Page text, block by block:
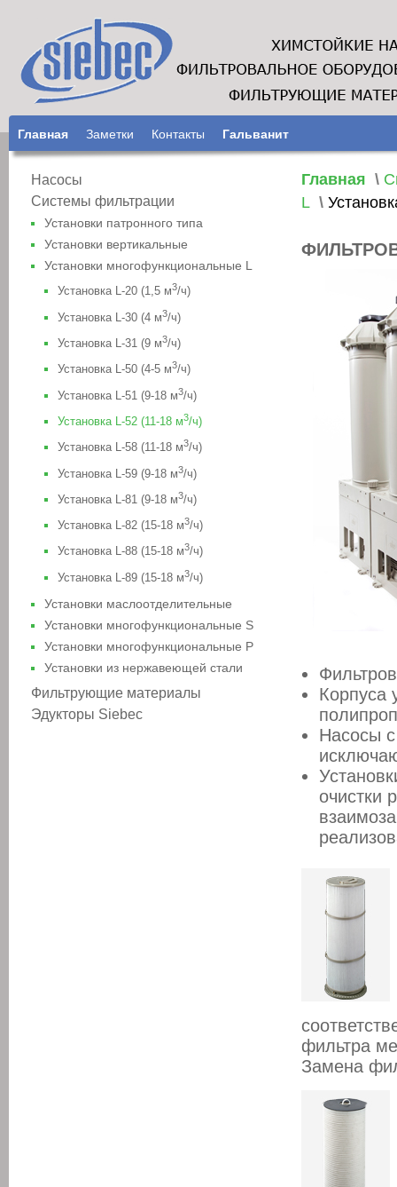
Главная Заметки Контакты Гальванит
Насосы
Системы фильтрации
Установки патронного типа
Установки вертикальные
Установки многофункциональные L
Установка L-20 (1,5 м3/ч)
Установка L-30 (4 м3/ч)
Установка L-31 (9 м3/ч)
Установка L-50 (4-5 м3/ч)
Установка L-51 (9-18 м3/ч)
Установка L-52 (11-18 м3/ч)
Установка L-58 (11-18 м3/ч)
Установка L-59 (9-18 м3/ч)
Установка L-81 (9-18 м3/ч)
Установка L-82 (15-18 м3/ч)
Установка L-88 (15-18 м3/ч)
Установка L-89 (15-18 м3/ч)
Установки маслоотделительные
Установки многофункциональные S
Установки многофункциональные P
Установки из нержавеющей стали
Фильтрующие материалы
Эдукторы Siebec
Главная \
L \
Корпуса
Насосы
очистки
фильтра
Замена